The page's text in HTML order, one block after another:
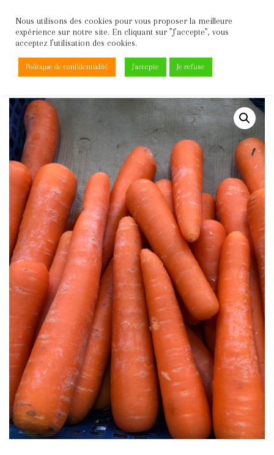
Aller
au
contenu
Accueil \ Légumes \ Carottes/Crudités Carotte 1kg
Nous utilisons des cookies pour vous proposer la meilleure
expérience sur notre site. En cliquant sur ”J’accepte”, vous
acceptez l’utilisation des cookies.
Politique de confidentialité J'accepte Je refuse